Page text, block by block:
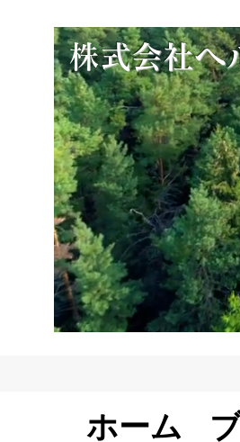
​株式会社
ホーム